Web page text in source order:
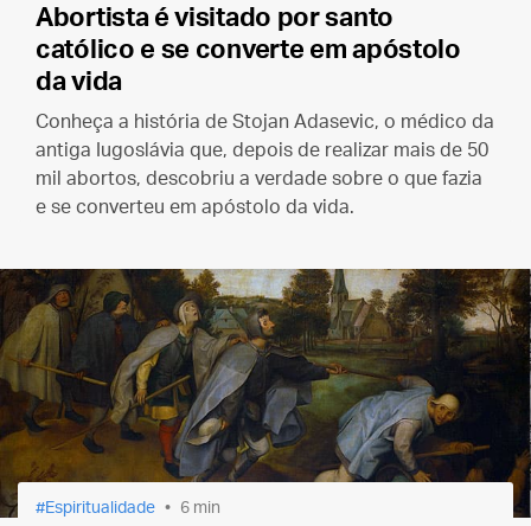
Abortista é visitado por santo
católico e se converte em apóstolo
da vida
Conheça a história de Stojan Adasevic, o médico da
antiga Iugoslávia que, depois de realizar mais de 50
mil abortos, descobriu a verdade sobre o que fazia
e se converteu em apóstolo da vida.
Espiritualidade 6 min